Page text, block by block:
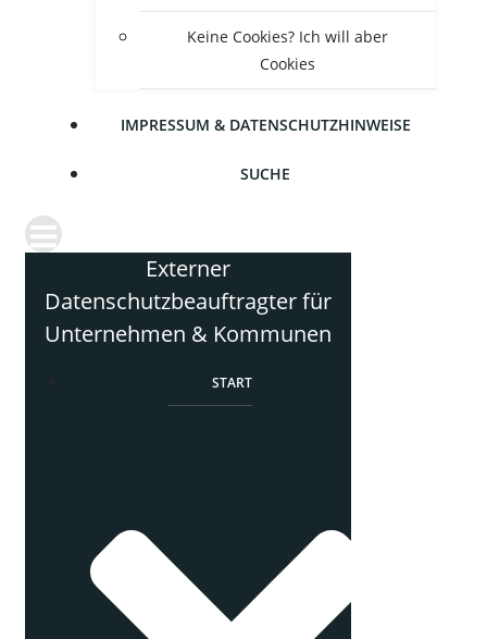
Kei­ne Coo­kies? Ich will aber
Cookies
IMPRES­SUM & DATENSCHUTZHINWEISE
SUCHE
Externer
Datenschutzbeauftragter für
Unternehmen & Kommunen
START